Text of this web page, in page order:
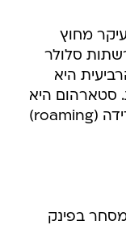
מחוץ
סלולר
היא
סטארהום היא
חברה פרטית המתמחה בשירותי נדידה (roaming)
בפינק